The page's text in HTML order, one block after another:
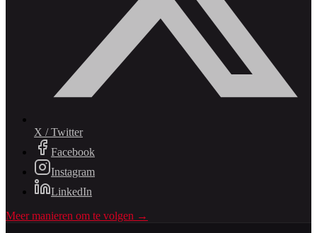
X / Twitter
Facebook
Instagram
LinkedIn
Meer manieren om te volgen →